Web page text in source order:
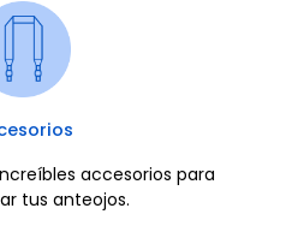
accesorios para
tus anteojos.